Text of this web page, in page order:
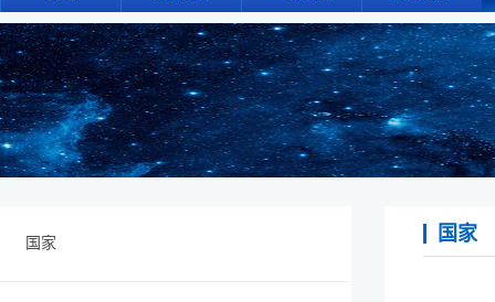
国家 国家